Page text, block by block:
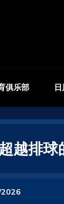
俱乐部
越排球